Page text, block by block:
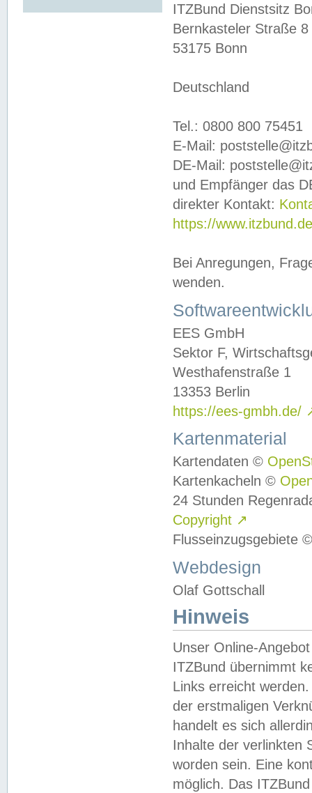
ITZBund Dienstsitz
Bernkasteler Straße 8
53175 Bonn
Deutschland
Tel.: 0800 800 75451
E-Mail:
DE-Mail:
und Empfänger das
direkter Kontakt:
https://
Bei Anregungen,
wenden.
EES GmbH
Sektor F,
Westhafenstraße 1
13353 Berlin
https://ees-gmbh.de/
Kartenmaterial
Kartendaten ©
Kartenkacheln ©
24 Stunden
Copyright ↗
Flusseinzugsgebiete
Webdesign
Olaf Gottschall
Hinweis
Unser Online-
ITZBund übernimmt
Links erreicht
der erstmaligen
handelt es sich
Inhalte der verlinkten
worden sein. Eine
möglich. Das